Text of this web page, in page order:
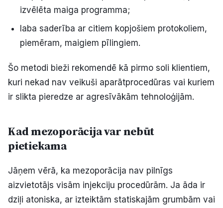
izvēlēta maiga programma;
laba saderība ar citiem kopjošiem protokoliem,
piemēram, maigiem pīlingiem.
Šo metodi bieži rekomendē kā pirmo soli klientiem,
kuri nekad nav veikuši aparātprocedūras vai kuriem
ir slikta pieredze ar agresīvākām tehnoloģijām.
Kad mezoporācija var nebūt
pietiekama
Jāņem vērā, ka mezoporācija nav pilnīgs
aizvietotājs visām injekciju procedūrām. Ja āda ir
dziļi atoniska, ar izteiktām statiskajām grumbām vai